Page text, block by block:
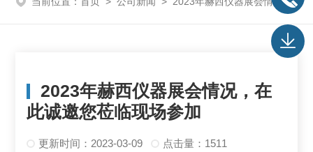
2023年赫西仪器展会情况，在
此诚邀您莅临现场参加
更新时间：2023-03-09 点击量：1511